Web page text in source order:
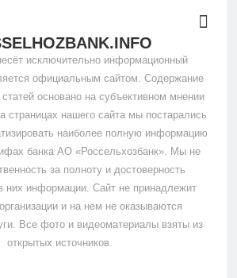
исключительно информационный
официальным сайтом. Содержание
основано на субъективном мнении
страницах нашего сайта мы постарались
наиболее полную информацию
банка АО «Россельхозбанк». Мы не
за полноту и достоверность
них информации. Сайт не принадлежит
и на нем не оказываются
Все фото и видеоматериалы взяты из
открытых источников.